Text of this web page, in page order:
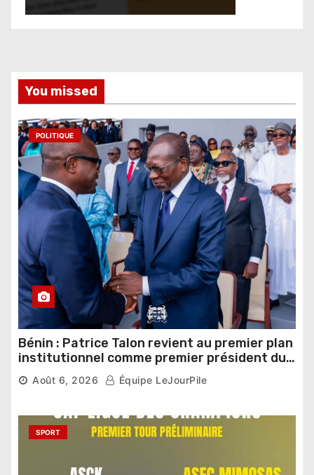
You missed
POLITIQUE
Bénin : Patrice Talon revient au premier plan
institutionnel comme premier président du
Sénat
Août 6, 2026 Équipe LeJourPile
SPORT